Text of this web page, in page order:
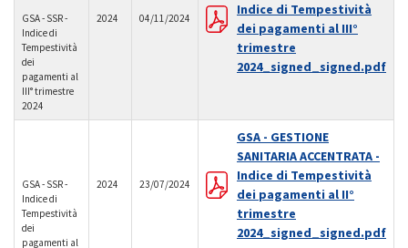
GSA - SSR -
Indice di
Tempestività
dei
pagamenti al
III° trimestre
2024
2024 04/11/2024
Indice di Tempestività
dei pagamenti al III°
trimestre
2024_signed_signed.pdf
GSA - SSR -
Indice di
Tempestività
dei
pagamenti al
2024 23/07/2024
GSA - GESTIONE
SANITARIA ACCENTRATA -
Indice di Tempestività
dei pagamenti al II°
trimestre
2024_signed_signed.pdf